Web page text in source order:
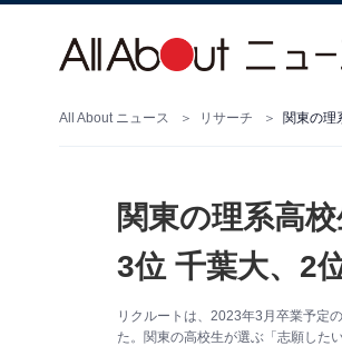
All About ニュース リサーチ 関東の理
関東の理系高
3位 千葉大、2
リクルートは、2023年3月卒業予定
た。関東の高校生が選ぶ「志願した